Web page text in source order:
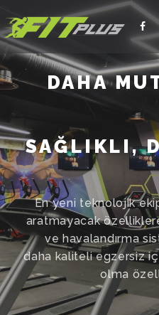
DAHA
SAĞLIKLI,
En yeni teknolojik
aratmayacak
ve havalandırma
daha kaliteli egzersiz
olma